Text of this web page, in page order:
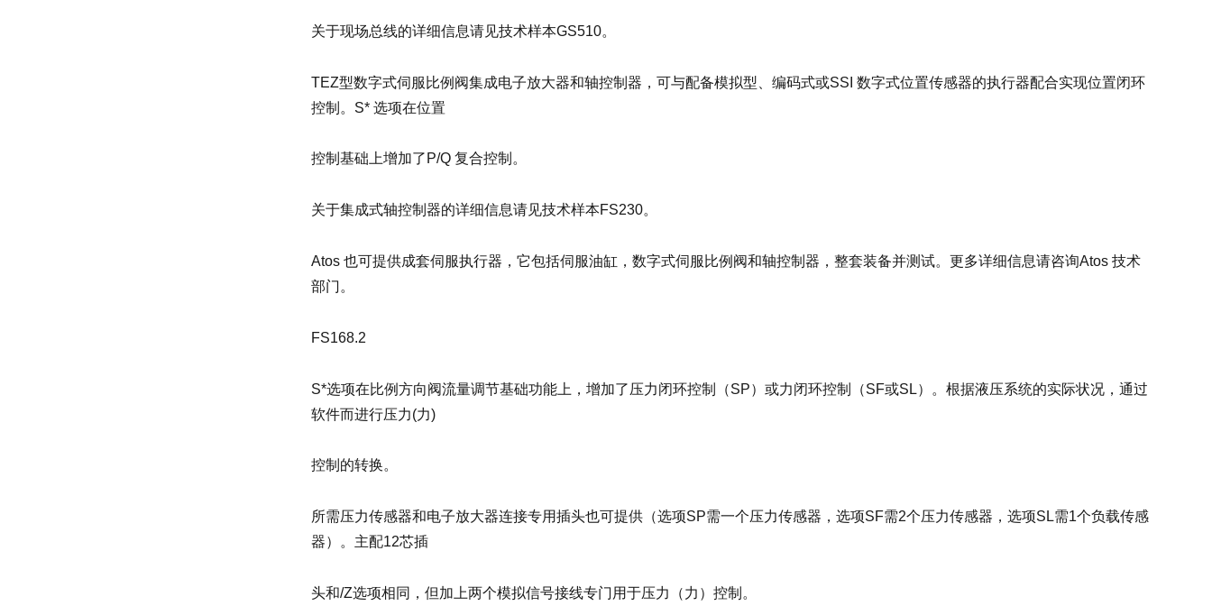
关于现场总线的详细信息请见技术样本GS510。
TEZ型数字式伺服比例阀集成电子放大器和轴控制器，可与配备模拟型、编码式或SSI 数字式位置传感器的执行器配合实现位置闭环
控制。S* 选项在位置
控制基础上增加了P/Q 复合控制。
关于集成式轴控制器的详细信息请见技术样本FS230。
Atos 也可提供成套伺服执行器，它包括伺服油缸，数字式伺服比例阀和轴控制器，整套装备并测试。更多详细信息请咨询Atos 技术
部门。
FS168.2
S*选项在比例方向阀流量调节基础功能上，增加了压力闭环控制（SP）或力闭环控制（SF或SL）。根据液压系统的实际状况，通过
软件而进行压力(力)
控制的转换。
所需压力传感器和电子放大器连接专用插头也可提供（选项SP需一个压力传感器，选项SF需2个压力传感器，选项SL需1个负载传感
器）。主配12芯插
头和/Z选项相同，但加上两个模拟信号接线专门用于压力（力）控制。